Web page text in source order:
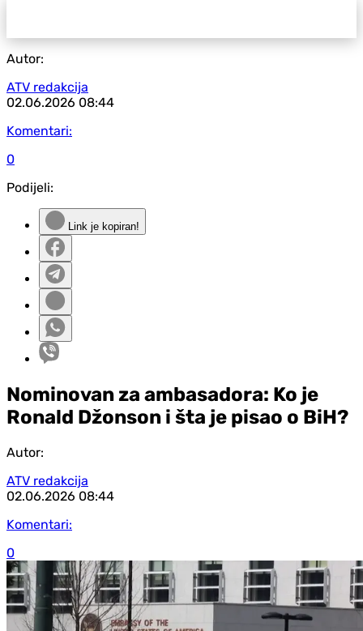
Autor:
ATV redakcija
02.06.2026 08:44
Komentari:
0
Podijeli:
Link je kopiran!
Nominovan za ambasadora: Ko je
Ronald Džonson i šta je pisao o BiH?
Autor:
ATV redakcija
02.06.2026 08:44
Komentari:
0